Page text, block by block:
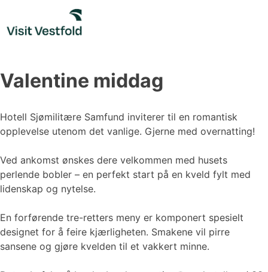
content
Valentine middag
Hotell Sjømilitære Samfund inviterer til en romantisk
opplevelse utenom det vanlige. Gjerne med overnatting!
Ved ankomst ønskes dere velkommen med husets
perlende bobler – en perfekt start på en kveld fylt med
lidenskap og nytelse.
En forførende tre-retters meny er komponert spesielt
designet for å feire kjærligheten. Smakene vil pirre
sansene og gjøre kvelden til et vakkert minne.